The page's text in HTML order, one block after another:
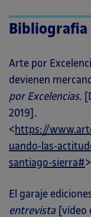
Bibliografia
Arte por
devienen
por Excelencias.
2019].
< https://
uando-las-
santiago-sierra#>
El garaje
entrevista[vídeo